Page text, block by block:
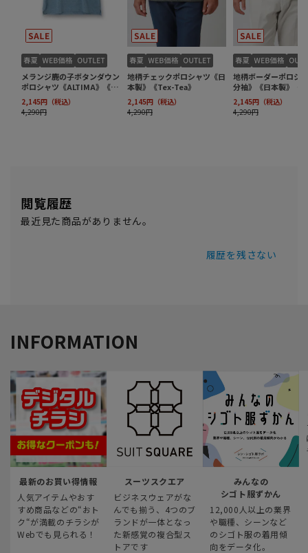
閲覧履歴
最近見た商品がありません。
履歴を残さない
INFORMATION
最新のお買い得情報
人気アイテムやおす
すめ商品などの“おト
ク“が満載のチラシが
Webでも見られる！
スーツスクエア
ビジネスウェアがな
んでも揃う、4つのブ
ランドが一体となっ
た新感覚の複合型ス
トアです
みんなの
シゴト服ずかん
12,000人以上の業界
や職種、シーンなど
のシゴト服の着用傾
向をデータ化。